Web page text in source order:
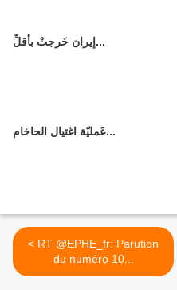
إيران خَرجتْ بأقلِّ...
عَمليّة اغتيال الحاخام...
< RT @EPHE_fr: Parution
du numéro 10...